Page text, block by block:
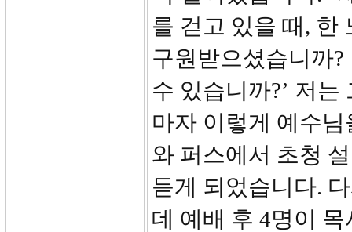
를 걷고 있을 때, 한
구원받으셨습니까
수 있습니까?’ 저
마자 이렇게 예수
와 퍼스에서 초청
듣게 되었습니다.
데 예배 후 4명이